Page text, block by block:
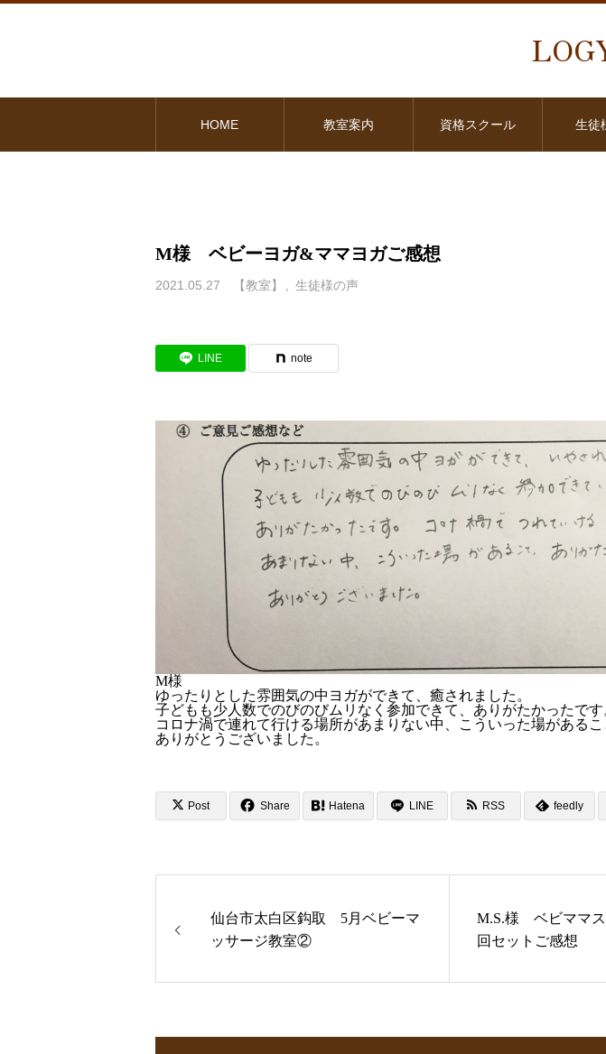
HOME 教室案内 資格スクール 生徒
M様 ベビーヨガ&ママヨガご感想
2021.05.27 【教室】 生徒様の声
LINE note
M様
ゆったりとした雰囲気の中ヨガができて、癒されました。
子どもも少人数でのびのびムリなく参加できて、ありがたかったです
コロナ渦で連れて行ける場所があまりない中、こういった場があるこ
ありがとうございました。
Post Share Hatena LINE RSS feedly
仙台市太白区鈎取 5月ベビーマ
ッサージ教室②
M.S.様 ベビママ
回セットご感想